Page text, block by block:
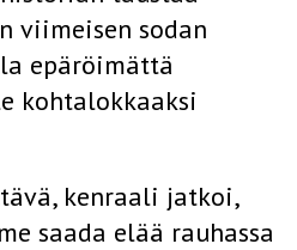
viimeisen sodan
epäröimättä
kohtalokkaaksi
kenraali jatkoi,
saada elää rauhassa